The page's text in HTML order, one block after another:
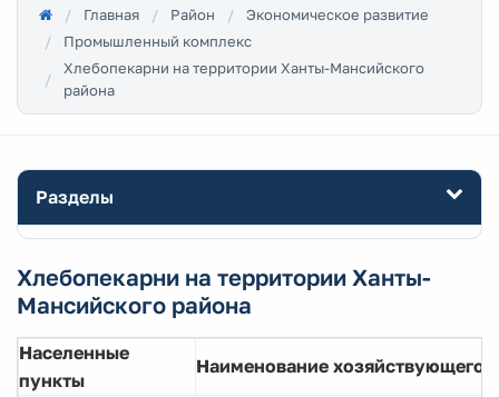
Главная Район
Экономическое развитие
Промышленный комплекс
Хлебопекарни на территории Ханты-Мансийского
района
Разделы
Хлебопекарни на территории Ханты-
Мансийского района
Населенные
пункты
Наименование хозяйствующего